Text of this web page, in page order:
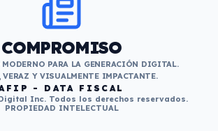
COMPROMISO
PARA LA GENERACIÓN DIGITAL.
VERAZ Y VISUALMENTE IMPACTANTE.
- DATA FISCAL
Inc. Todos los derechos reservados.
PROPIEDAD INTELECTUAL